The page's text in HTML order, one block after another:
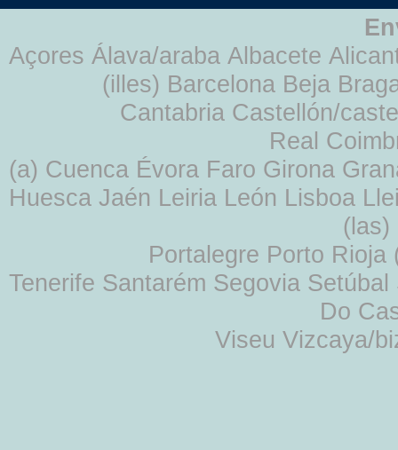
Açores Álava/araba Albacete
(illes) Barcelona Beja
Cantabria Castellón/
Real
(a) Cuenca Évora Faro Girona
Huesca Jaén Leiria León Lisboa
Portalegre Porto
Tenerife Santarém Segovia
Do
Viseu Vizcaya/